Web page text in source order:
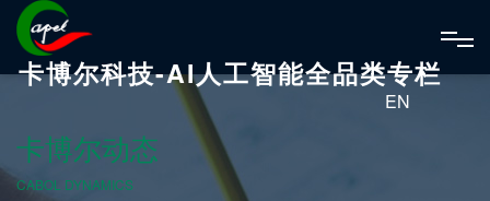
卡博尔科技-AI人工智能全品类专栏
EN
卡博尔动态
CABOL DYNAMICS